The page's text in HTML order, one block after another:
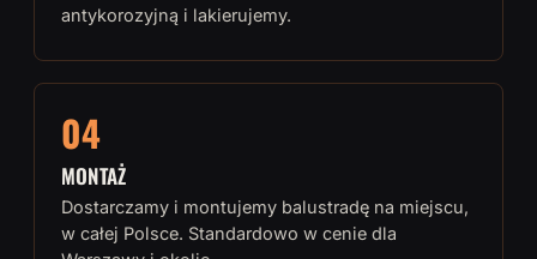
antykorozyjną i lakierujemy.
04
MONTAŻ
Dostarczamy i montujemy balustradę na miejscu,
w całej Polsce. Standardowo w cenie dla